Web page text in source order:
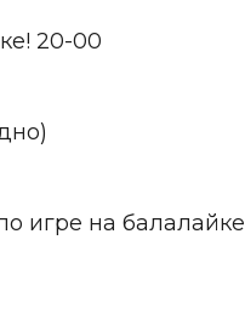
20-00
игре на балалайке